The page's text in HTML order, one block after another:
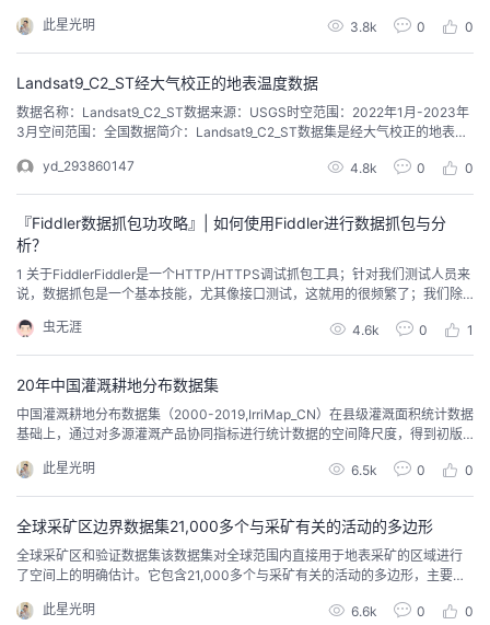
天传感器量测的反射率，包括了云层、气溶胶和气体的贡献，可通过辐射亮度
定标参数、太阳辐照度、太阳高度角和成像时间等几个参数计算得到。为了便
此星光明 3.8k 0 0
Landsat9_C2_ST经大气校正的地表温度数据
​数据名称：Landsat9_C2_ST数据来源：USGS时空范围：2022年1月-2023年
3月空间范围：全国数据简介：Landsat9_C2_ST数据集是经大气校正的地表温
度，是全球能量平衡研究和水文模拟中的重要地球物理参数。地表温度数据还
有助于监测作物和植被健康状况，以及极端高温事件，如自然灾害(如火山爆
yd_293860147 4.8k 0 0
『Fiddler数据抓包功攻略』| 如何使用Fiddler进行数据抓包与分
析？
1 关于FiddlerFiddler是一个HTTP/HTTPS调试抓包工具；针对我们测试人员来
说，数据抓包是一个基本技能，尤其像接口测试，这就用的很频繁了；我们除
应，做一些性能或者弱网测试等等。 2 Fiddler安装Fiddler下载官网；填写相关
信息，点击下载即可：还有一种安装方式是网上下载第三方的，然后解压直接
虫无涯 4.6k 0 1
20年中国灌溉耕地分布数据集
中国灌溉耕地分布数据集（2000-2019,IrriMap_CN）在县级灌溉面积统计数据
基础上，通过对多源灌溉产品协同指标进行统计数据的空间降尺度，得到初版
时空滤波准则从IrriMap_Syn中提取全国范围内的有效训练样本，采用优选的训
练特征参数和随机森林分类器，在遥感云计算平台上进行局部自适应分类，生...
此星光明 6.5k 0 0
全球采矿区边界数据集21,000多个与采矿有关的活动的多边形
​全球采矿区和验证数据集该数据集对全球范围内直接用于地表采矿的区域进行
了空间上的明确估计。它包含21,000多个与采矿有关的活动的多边形，主要是
候活跃的矿场的大致位置。这套数据并没有涵盖全球所有现有的采矿地点。前
此星光明 6.6k 0 0